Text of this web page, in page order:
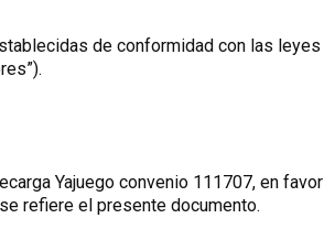
de conformidad con las leyes
Yajuego convenio 111707, en favor
refiere el presente documento.